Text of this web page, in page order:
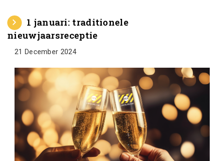
1 januari: traditionele
nieuwjaarsreceptie
21 December 2024